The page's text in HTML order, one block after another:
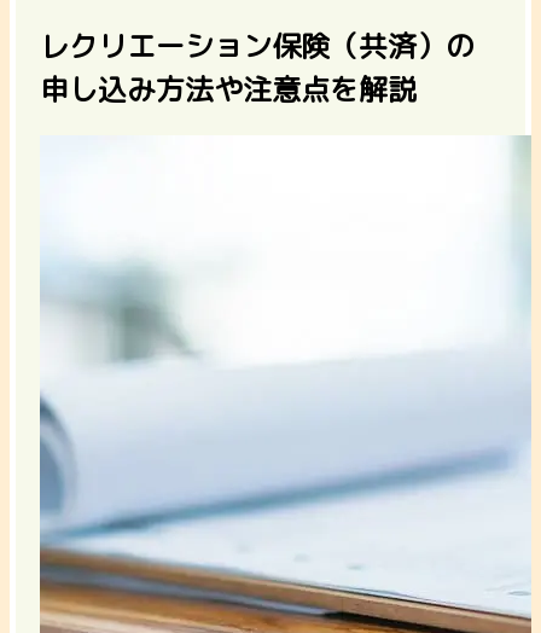
レクリエーション保険（共済）の
申し込み方法や注意点を解説